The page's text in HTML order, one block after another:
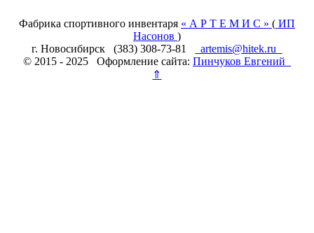
Фабрика спортивного инвентаря « А Р Т Е М И С » ( ИП
Насонов )
г. Новосибирск (383) 308-73-81
artemis@hitek.ru
© 2015 - 2025 Оформление сайта: Пинчуков Евгений
⇑